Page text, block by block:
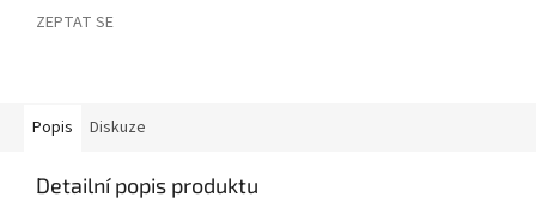
ZEPTAT SE
Popis Diskuze
Detailní popis produktu